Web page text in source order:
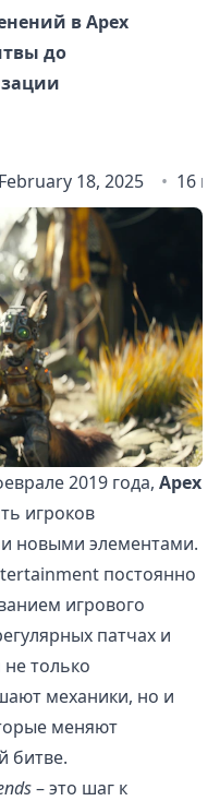
в Apex
до
February 18, 2025 16
2019 года, Apex
игроков
новыми элементами.
постоянно
игрового
патчах и
только
механики, но и
меняют
битве.
– это шаг к